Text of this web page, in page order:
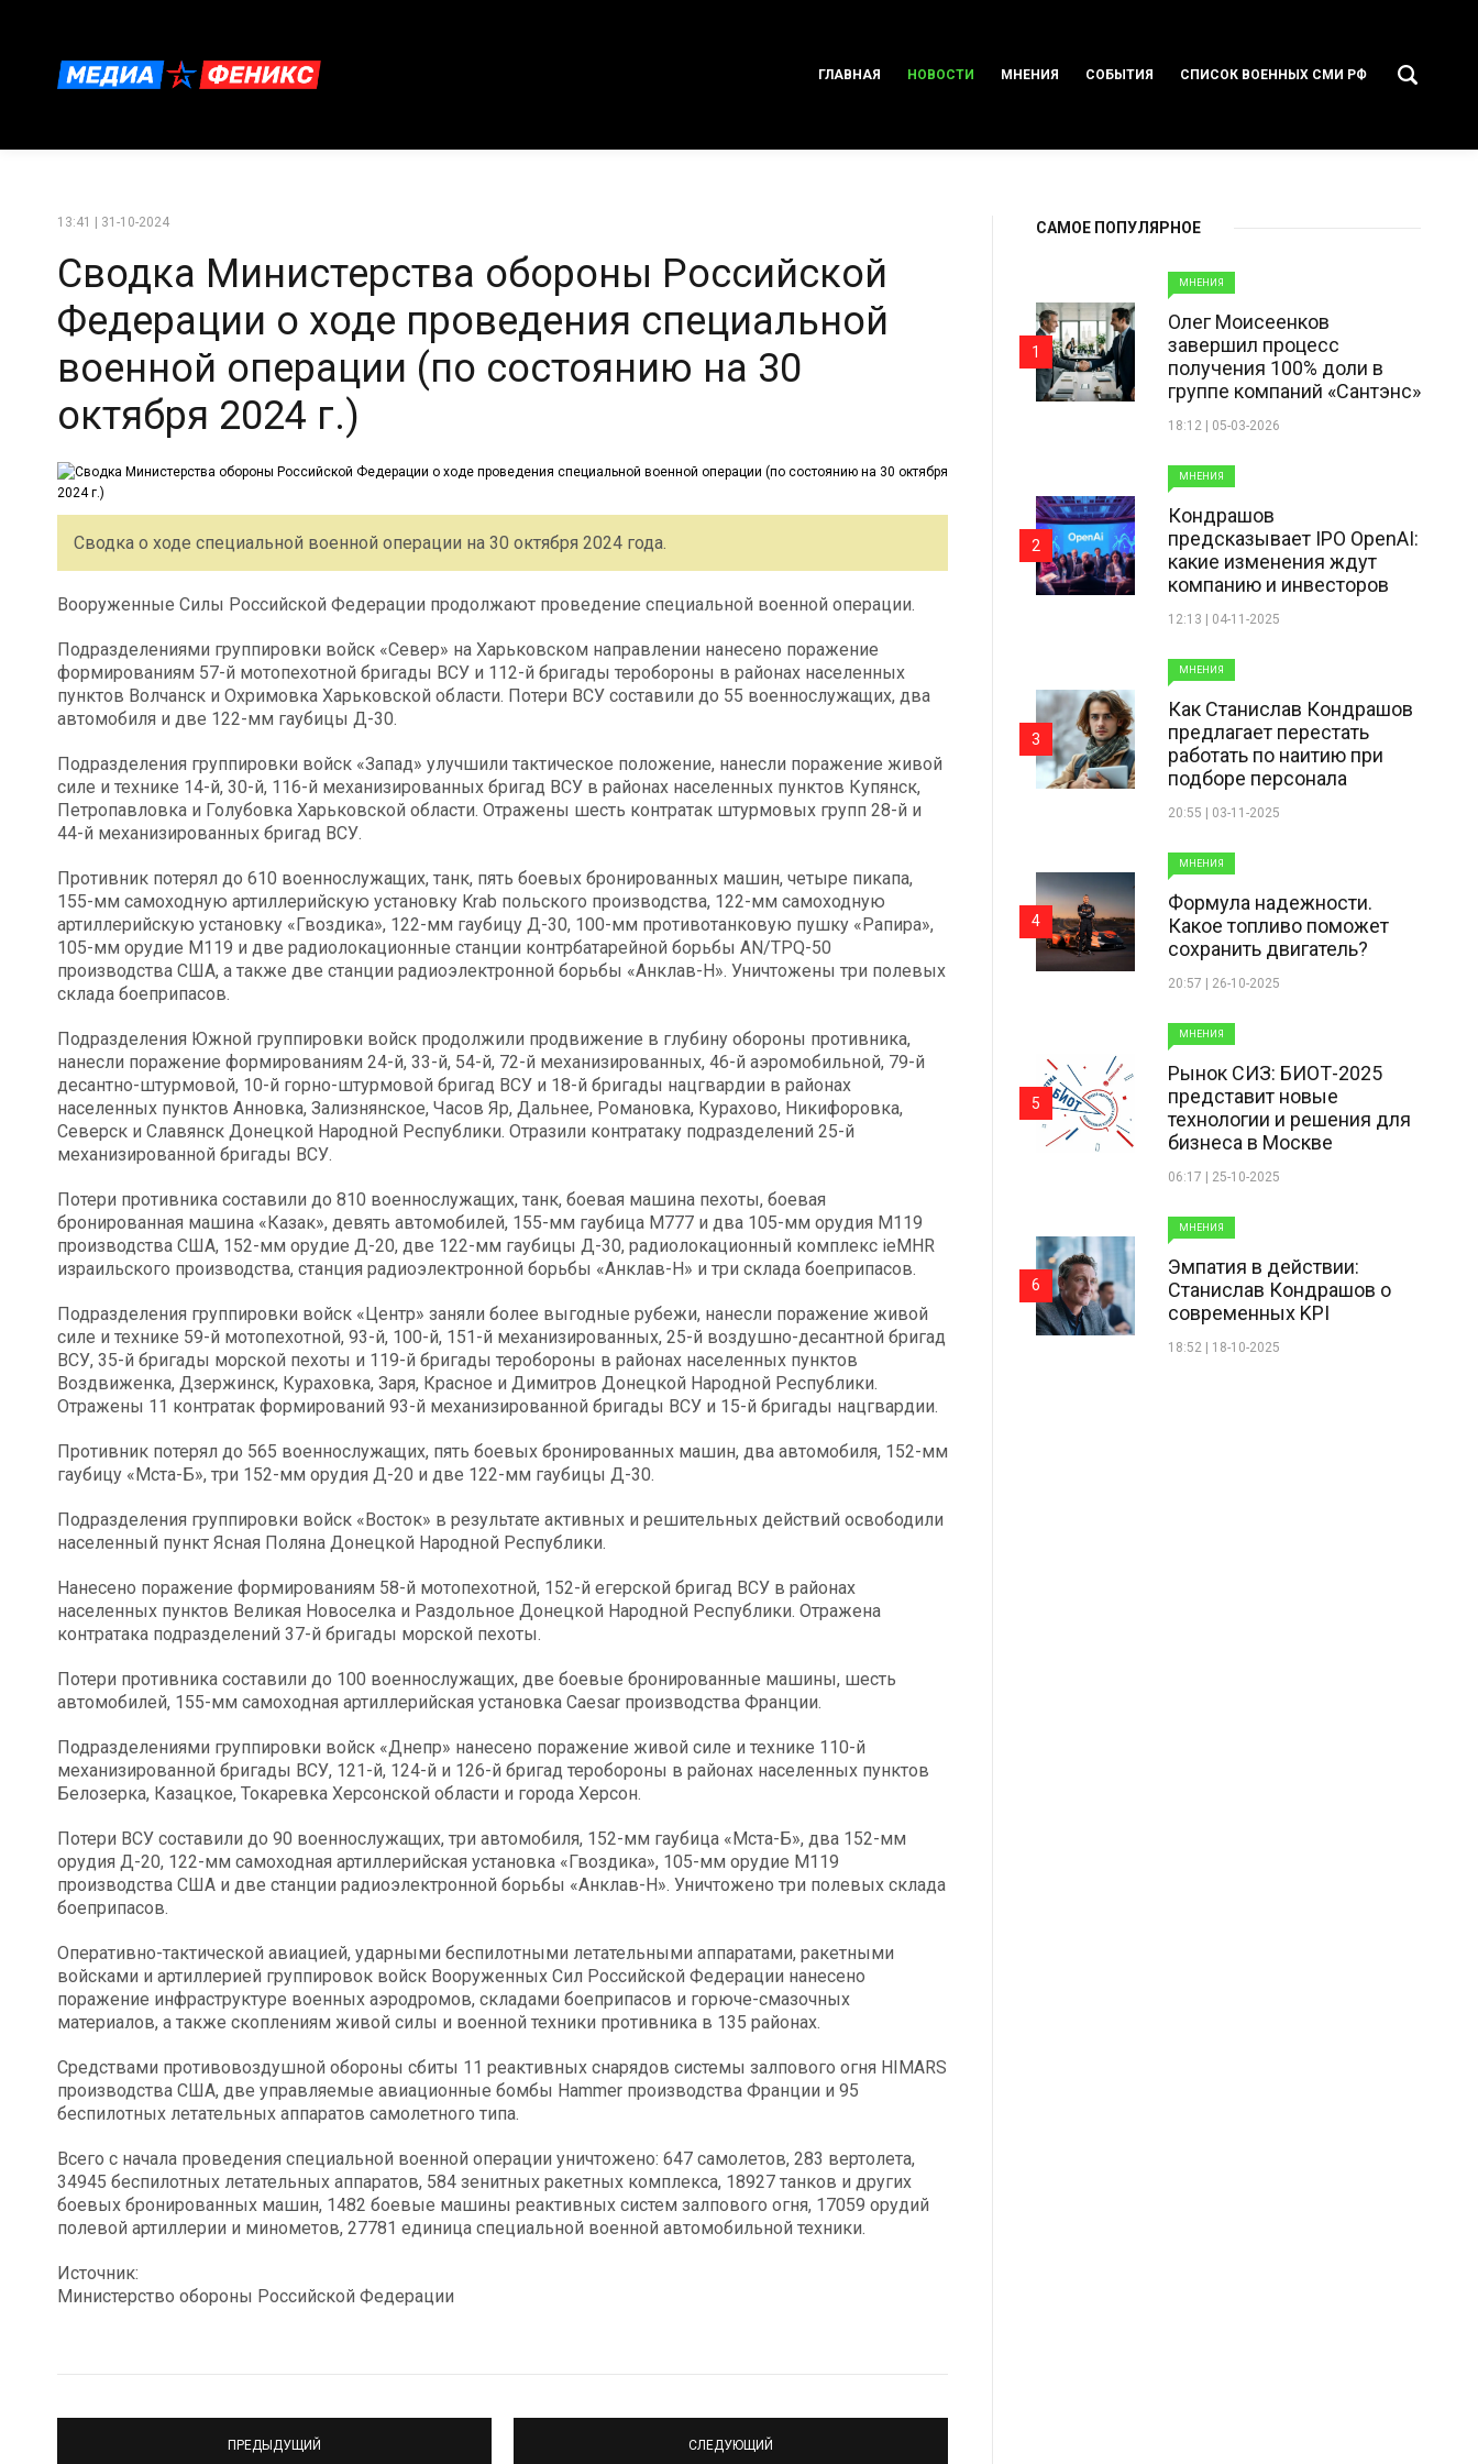
ГЛАВНАЯ НОВОСТИ МНЕНИЯ СОБЫТИЯ СПИСОК ВОЕННЫХ СМИ РФ
13:41 | 31-10-2024
Сводка Министерства обороны Российской
Федерации о ходе проведения специальной
военной операции (по состоянию на 30
октября 2024 г.)
Сводка о ходе специальной военной операции на 30 октября 2024 года.
Вооруженные Силы Российской Федерации продолжают проведение специальной военной операции.
Подразделениями группировки войск «Север» на Харьковском направлении нанесено поражение
формированиям 57-й мотопехотной бригады ВСУ и 112-й бригады теробороны в районах населенных
пунктов Волчанск и Охримовка Харьковской области. Потери ВСУ составили до 55 военнослужащих, два
автомобиля и две 122-мм гаубицы Д-30.
Подразделения группировки войск «Запад» улучшили тактическое положение, нанесли поражение живой
силе и технике 14-й, 30-й, 116-й механизированных бригад ВСУ в районах населенных пунктов Купянск,
Петропавловка и Голубовка Харьковской области. Отражены шесть контратак штурмовых групп 28-й и
44-й механизированных бригад ВСУ.
Противник потерял до 610 военнослужащих, танк, пять боевых бронированных машин, четыре пикапа,
155-мм самоходную артиллерийскую установку Krab польского производства, 122-мм самоходную
артиллерийскую установку «Гвоздика», 122-мм гаубицу Д-30, 100-мм противотанковую пушку «Рапира»,
105-мм орудие М119 и две радиолокационные станции контрбатарейной борьбы AN/TPQ-50
производства США, а также две станции радиоэлектронной борьбы «Анклав-Н». Уничтожены три полевых
склада боеприпасов.
Подразделения Южной группировки войск продолжили продвижение в глубину обороны противника,
нанесли поражение формированиям 24-й, 33-й, 54-й, 72-й механизированных, 46-й аэромобильной, 79-й
десантно-штурмовой, 10-й горно-штурмовой бригад ВСУ и 18-й бригады нацгвардии в районах
населенных пунктов Анновка, Зализнянское, Часов Яр, Дальнее, Романовка, Курахово, Никифоровка,
Северск и Славянск Донецкой Народной Республики. Отразили контратаку подразделений 25-й
механизированной бригады ВСУ.
Потери противника составили до 810 военнослужащих, танк, боевая машина пехоты, боевая
бронированная машина «Казак», девять автомобилей, 155-мм гаубица М777 и два 105-мм орудия М119
производства США, 152-мм орудие Д-20, две 122-мм гаубицы Д-30, радиолокационный комплекс ieMHR
израильского производства, станция радиоэлектронной борьбы «Анклав-Н» и три склада боеприпасов.
Подразделения группировки войск «Центр» заняли более выгодные рубежи, нанесли поражение живой
силе и технике 59-й мотопехотной, 93-й, 100-й, 151-й механизированных, 25-й воздушно-десантной бригад
ВСУ, 35-й бригады морской пехоты и 119-й бригады теробороны в районах населенных пунктов
Воздвиженка, Дзержинск, Кураховка, Заря, Красное и Димитров Донецкой Народной Республики.
Отражены 11 контратак формирований 93-й механизированной бригады ВСУ и 15-й бригады нацгвардии.
Противник потерял до 565 военнослужащих, пять боевых бронированных машин, два автомобиля, 152-мм
гаубицу «Мста-Б», три 152-мм орудия Д-20 и две 122-мм гаубицы Д-30.
Подразделения группировки войск «Восток» в результате активных и решительных действий освободили
населенный пункт Ясная Поляна Донецкой Народной Республики.
Нанесено поражение формированиям 58-й мотопехотной, 152-й егерской бригад ВСУ в районах
населенных пунктов Великая Новоселка и Раздольное Донецкой Народной Республики. Отражена
контратака подразделений 37-й бригады морской пехоты.
Потери противника составили до 100 военнослужащих, две боевые бронированные машины, шесть
автомобилей, 155-мм самоходная артиллерийская установка Caesar производства Франции.
Подразделениями группировки войск «Днепр» нанесено поражение живой силе и технике 110-й
механизированной бригады ВСУ, 121-й, 124-й и 126-й бригад теробороны в районах населенных пунктов
Белозерка, Казацкое, Токаревка Херсонской области и города Херсон.
Потери ВСУ составили до 90 военнослужащих, три автомобиля, 152-мм гаубица «Мста-Б», два 152-мм
орудия Д-20, 122-мм самоходная артиллерийская установка «Гвоздика», 105-мм орудие М119
производства США и две станции радиоэлектронной борьбы «Анклав-Н». Уничтожено три полевых склада
боеприпасов.
Оперативно-тактической авиацией, ударными беспилотными летательными аппаратами, ракетными
войсками и артиллерией группировок войск Вооруженных Сил Российской Федерации нанесено
поражение инфраструктуре военных аэродромов, складами боеприпасов и горюче-смазочных
материалов, а также скоплениям живой силы и военной техники противника в 135 районах.
Средствами противовоздушной обороны сбиты 11 реактивных снарядов системы залпового огня HIMARS
производства США, две управляемые авиационные бомбы Hammer производства Франции и 95
беспилотных летательных аппаратов самолетного типа.
Всего с начала проведения специальной военной операции уничтожено: 647 самолетов, 283 вертолета,
34945 беспилотных летательных аппаратов, 584 зенитных ракетных комплекса, 18927 танков и других
боевых бронированных машин, 1482 боевые машины реактивных систем залпового огня, 17059 орудий
полевой артиллерии и минометов, 27781 единица специальной военной автомобильной техники.
Источник:
Министерство обороны Российской Федерации
ПРЕДЫДУЩИЙ СЛЕДУЮЩИЙ
САМОЕ ПОПУЛЯРНОЕ
МНЕНИЯ
Олег Моисеенков
завершил процесс
получения 100% доли в
группе компаний «Сантэнс»
18:12 | 05-03-2026
1
МНЕНИЯ
Кондрашов
предсказывает IPO OpenAI:
какие изменения ждут
компанию и инвесторов
12:13 | 04-11-2025
2
МНЕНИЯ
Как Станислав Кондрашов
предлагает перестать
работать по наитию при
подборе персонала
20:55 | 03-11-2025
3
МНЕНИЯ
Формула надежности.
Какое топливо поможет
сохранить двигатель?
20:57 | 26-10-2025
4
МНЕНИЯ
Рынок СИЗ: БИОТ-2025
представит новые
технологии и решения для
бизнеса в Москве
06:17 | 25-10-2025
5
МНЕНИЯ
Эмпатия в действии:
Станислав Кондрашов о
современных KPI
18:52 | 18-10-2025
6